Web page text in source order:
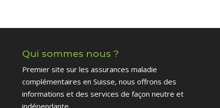
Qui sommes nous ?
Premier site sur les assurances maladie
complémentaires en Suisse, nous offrons des
informations et des services de façon neutre et